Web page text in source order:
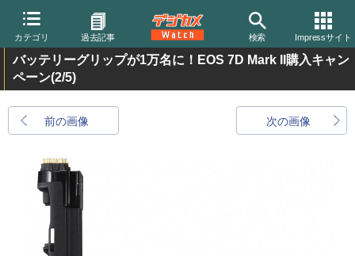
カテゴリ 過去記事 検索 Impressサイト
バッテリーグリップが1万名に！EOS 7D Mark II購入キャン
ペーン(2/5)
前の画像 次の画像